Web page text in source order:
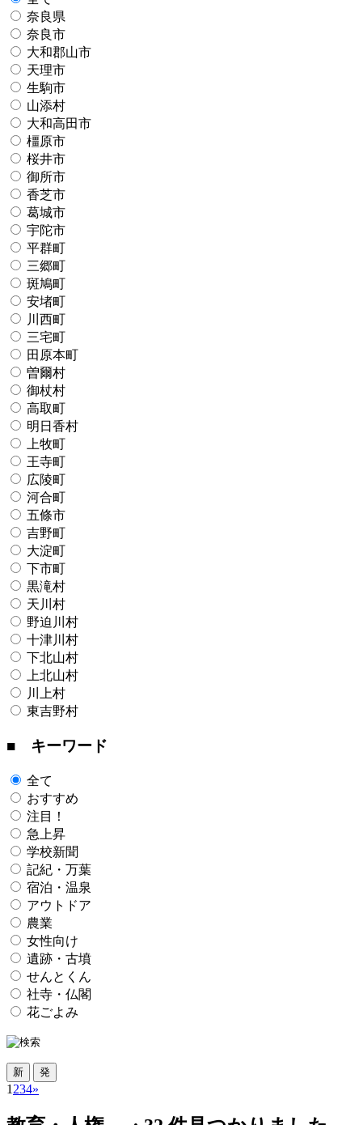
奈良県
奈良市
大和郡山市
天理市
生駒市
山添村
大和高田市
橿原市
桜井市
御所市
香芝市
葛城市
宇陀市
平群町
三郷町
斑鳩町
安堵町
川西町
三宅町
田原本町
曽爾村
御杖村
高取町
明日香村
上牧町
王寺町
広陵町
河合町
五條市
吉野町
大淀町
下市町
黒滝村
天川村
野迫川村
十津川村
下北山村
上北山村
川上村
東吉野村
■ キーワード
全て
おすすめ
注目！
急上昇
学校新聞
記紀・万葉
宿泊・温泉
アウトドア
農業
女性向け
遺跡・古墳
せんとくん
社寺・仏閣
花ごよみ
1 234»